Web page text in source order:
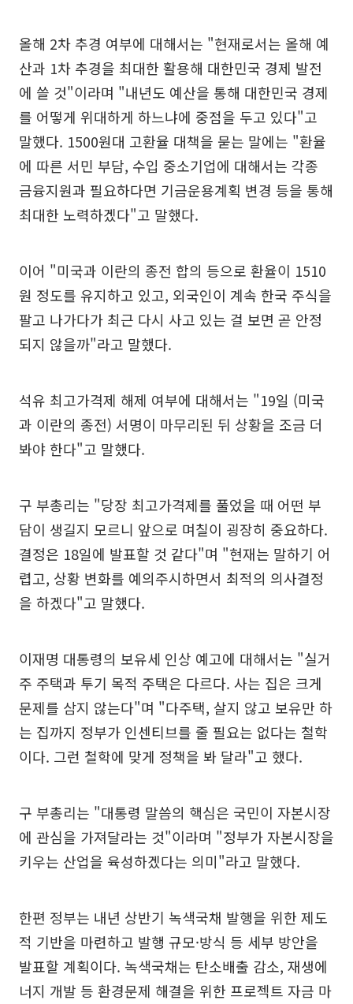
올해 2차 추경 여부에 대해서는 "현재로서는 올해 예
산과 1차 추경을 최대한 활용해 대한민국 경제 발전
에 쓸 것"이라며 "내년도 예산을 통해 대한민국 경제
를 어떻게 위대하게 하느냐에 중점을 두고 있다"고
말했다. 1500원대 고환율 대책을 묻는 말에는 "환율
에 따른 서민 부담, 수입 중소기업에 대해서는 각종
금융지원과 필요하다면 기금운용계획 변경 등을 통해
최대한 노력하겠다"고 말했다.
이어 "미국과 이란의 종전 합의 등으로 환율이 1510
원 정도를 유지하고 있고, 외국인이 계속 한국 주식을
팔고 나가다가 최근 다시 사고 있는 걸 보면 곧 안정
되지 않을까"라고 말했다.
석유 최고가격제 해제 여부에 대해서는 "19일 (미국
과 이란의 종전) 서명이 마무리된 뒤 상황을 조금 더
봐야 한다"고 말했다.
구 부총리는 "당장 최고가격제를 풀었을 때 어떤 부
담이 생길지 모르니 앞으로 며칠이 굉장히 중요하다.
결정은 18일에 발표할 것 같다"며 "현재는 말하기 어
렵고, 상황 변화를 예의주시하면서 최적의 의사결정
을 하겠다"고 말했다.
이재명 대통령의 보유세 인상 예고에 대해서는 "실거
주 주택과 투기 목적 주택은 다르다. 사는 집은 크게
문제를 삼지 않는다"며 "다주택, 살지 않고 보유만 하
는 집까지 정부가 인센티브를 줄 필요는 없다는 철학
이다. 그런 철학에 맞게 정책을 봐 달라"고 했다.
구 부총리는 "대통령 말씀의 핵심은 국민이 자본시장
에 관심을 가져달라는 것"이라며 "정부가 자본시장을
키우는 산업을 육성하겠다는 의미"라고 말했다.
한편 정부는 내년 상반기 녹색국채 발행을 위한 제도
적 기반을 마련하고 발행 규모·방식 등 세부 방안을
발표할 계획이다. 녹색국채는 탄소배출 감소, 재생에
너지 개발 등 환경문제 해결을 위한 프로젝트 자금 마